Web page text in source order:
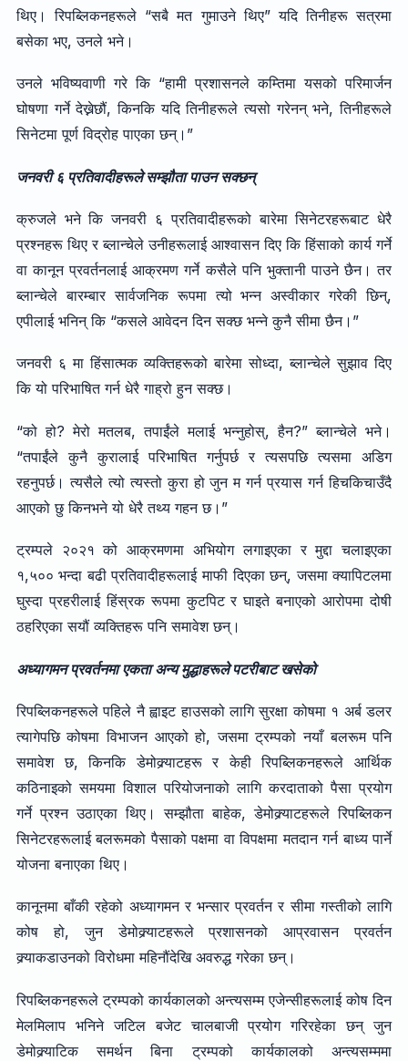
थिए। रिपब्लिकनहरूले “सबै मत गुमाउने थिए” यदि तिनीहरू सत्रमा
बसेका भए, उनले भने।
उनले भविष्यवाणी गरे कि “हामी प्रशासनले कम्तिमा यसको परिमार्जन
घोषणा गर्ने देख्नेछौं, किनकि यदि तिनीहरूले त्यसो गरेनन् भने, तिनीहरूले
सिनेटमा पूर्ण विद्रोह पाएका छन्।”
जनवरी ६ प्रतिवादीहरूले सम्झौता पाउन सक्छन्
क्रुजले भने कि जनवरी ६ प्रतिवादीहरूको बारेमा सिनेटरहरूबाट धेरै
प्रश्नहरू थिए र ब्लान्चेले उनीहरूलाई आश्वासन दिए कि हिंसाको कार्य गर्ने
वा कानून प्रवर्तनलाई आक्रमण गर्ने कसैले पनि भुक्तानी पाउने छैन। तर
ब्लान्चेले बारम्बार सार्वजनिक रूपमा त्यो भन्न अस्वीकार गरेकी छिन्,
एपीलाई भनिन् कि “कसले आवेदन दिन सक्छ भन्ने कुनै सीमा छैन।”
जनवरी ६ मा हिंसात्मक व्यक्तिहरूको बारेमा सोध्दा, ब्लान्चेले सुझाव दिए
कि यो परिभाषित गर्न धेरै गाह्रो हुन सक्छ।
“को हो? मेरो मतलब, तपाईंले मलाई भन्नुहोस्, हैन?” ब्लान्चेले भने।
“तपाईंले कुनै कुरालाई परिभाषित गर्नुपर्छ र त्यसपछि त्यसमा अडिग
रहनुपर्छ। त्यसैले त्यो त्यस्तो कुरा हो जुन म गर्न प्रयास गर्न हिचकिचाउँदै
आएको छु किनभने यो धेरै तथ्य गहन छ।”
ट्रम्पले २०२१ को आक्रमणमा अभियोग लगाइएका र मुद्दा चलाइएका
१,५०० भन्दा बढी प्रतिवादीहरूलाई माफी दिएका छन्, जसमा क्यापिटलमा
घुस्दा प्रहरीलाई हिंस्रक रूपमा कुटपिट र घाइते बनाएको आरोपमा दोषी
ठहरिएका सयौं व्यक्तिहरू पनि समावेश छन्।
अध्यागमन प्रवर्तनमा एकता अन्य मुद्धाहरूले पटरीबाट खसेको
रिपब्लिकनहरूले पहिले नै ह्वाइट हाउसको लागि सुरक्षा कोषमा १ अर्ब डलर
त्यागेपछि कोषमा विभाजन आएको हो, जसमा ट्रम्पको नयाँ बलरूम पनि
समावेश छ, किनकि डेमोक्र्याटहरू र केही रिपब्लिकनहरूले आर्थिक
कठिनाइको समयमा विशाल परियोजनाको लागि करदाताको पैसा प्रयोग
गर्ने प्रश्न उठाएका थिए। सम्झौता बाहेक, डेमोक्र्याटहरूले रिपब्लिकन
सिनेटरहरूलाई बलरूमको पैसाको पक्षमा वा विपक्षमा मतदान गर्न बाध्य पार्ने
योजना बनाएका थिए।
कानूनमा बाँकी रहेको अध्यागमन र भन्सार प्रवर्तन र सीमा गस्तीको लागि
कोष हो, जुन डेमोक्र्याटहरूले प्रशासनको आप्रवासन प्रवर्तन
क्र्याकडाउनको विरोधमा महिनौंदेखि अवरुद्ध गरेका छन्।
रिपब्लिकनहरूले ट्रम्पको कार्यकालको अन्त्यसम्म एजेन्सीहरूलाई कोष दिन
मेलमिलाप भनिने जटिल बजेट चालबाजी प्रयोग गरिरहेका छन् जुन
डेमोक्र्याटिक समर्थन बिना ट्रम्पको कार्यकालको अन्त्यसम्ममा